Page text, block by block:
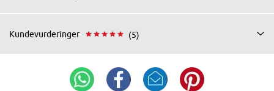
Kundevurderinger (5)